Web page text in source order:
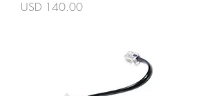
Precio
USD 140.00